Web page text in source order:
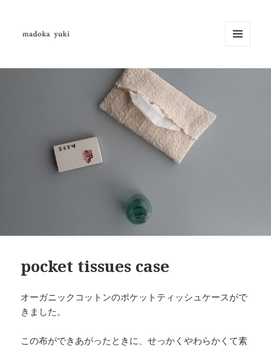
pocket tissues case
オーガニックコットンのポケットティッシュケースがで
きました。
この布ができあがったときに、せっかくやわらかくて素